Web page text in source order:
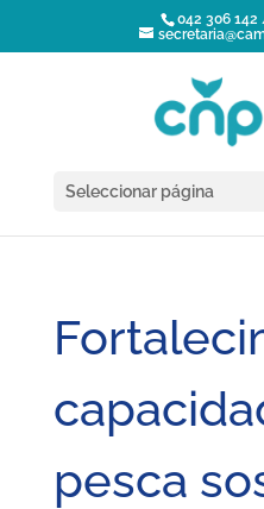
042 306
Seleccionar página
pesca